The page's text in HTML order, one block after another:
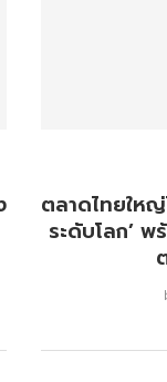
ตลาดไทยให
ระดับโลก’